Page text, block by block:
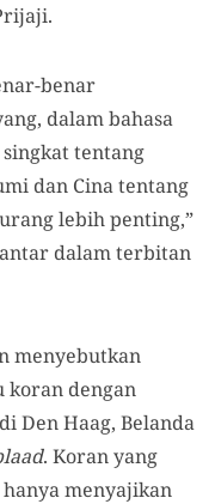
benar
dalam bahasa
tentang
dan Cina tentang
lebih penting,”
dalam terbitan
menyebutkan
dengan
Den Haag, Belanda
. Koran yang
menyajikan